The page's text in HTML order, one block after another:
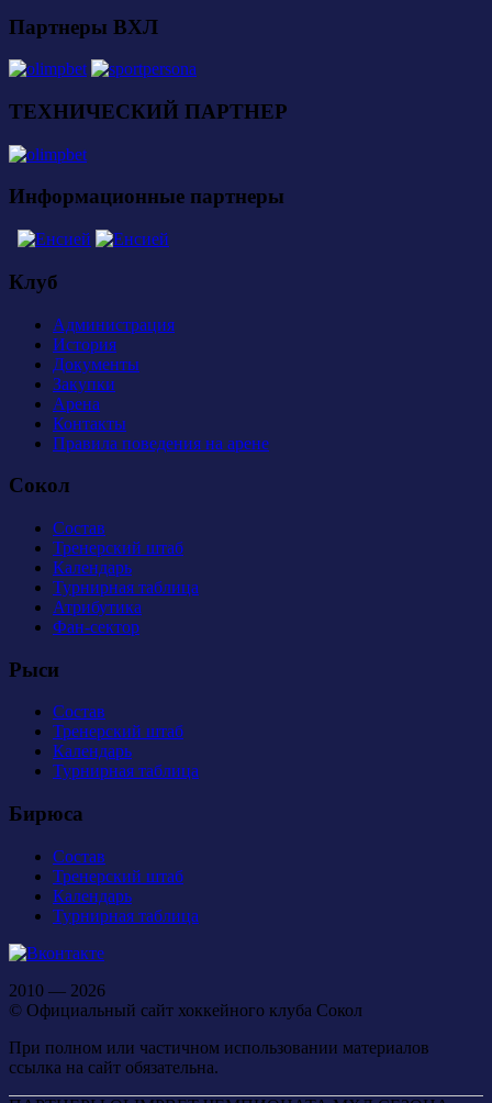
Партнеры ВХЛ
ТЕХНИЧЕСКИЙ ПАРТНЕР
Информационные партнеры
Клуб
Администрация
История
Документы
Закупки
Арена
Контакты
Правила поведения на арене
Сокол
Состав
Тренерский штаб
Календарь
Турнирная таблица
Атрибутика
Фан-сектор
Рыси
Состав
Тренерский штаб
Календарь
Турнирная таблица
Бирюса
Состав
Тренерский штаб
Календарь
Турнирная таблица
2010 — 2026
© Официальный сайт хоккейного клуба Сокол
При полном или частичном использовании материалов
ссылка на сайт обязательна.